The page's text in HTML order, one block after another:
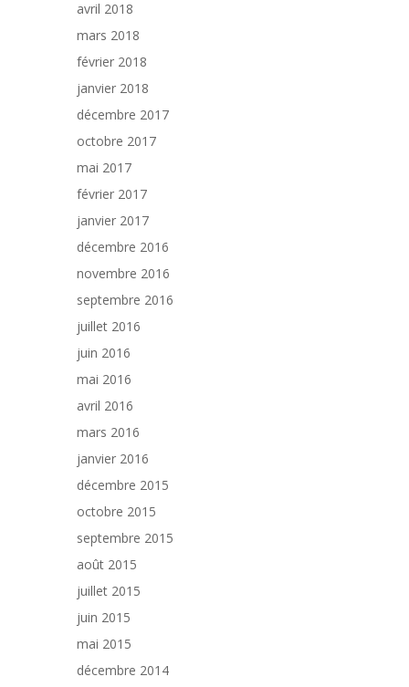
avril 2018
mars 2018
février 2018
janvier 2018
décembre 2017
octobre 2017
mai 2017
février 2017
janvier 2017
décembre 2016
novembre 2016
septembre 2016
juillet 2016
juin 2016
mai 2016
avril 2016
mars 2016
janvier 2016
décembre 2015
octobre 2015
septembre 2015
août 2015
juillet 2015
juin 2015
mai 2015
décembre 2014